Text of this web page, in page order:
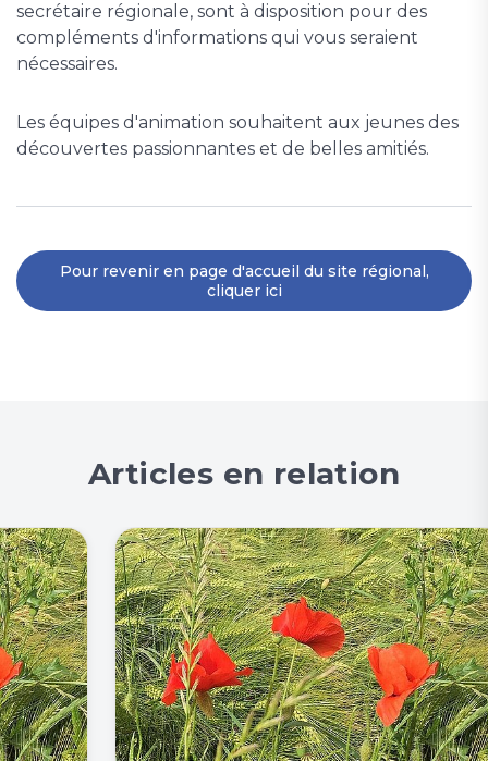
secrétaire régionale, sont à disposition pour des
compléments d'informations qui vous seraient
nécessaires.
Les équipes d'animation souhaitent aux jeunes des
découvertes passionnantes et de belles amitiés.
Pour revenir en page d'accueil du site régional,
cliquer ici
Articles en relation